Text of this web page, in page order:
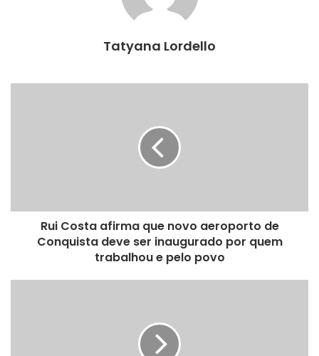
Tatyana Lordello
Rui Costa afirma que novo aeroporto de
Conquista deve ser inaugurado por quem
trabalhou e pelo povo